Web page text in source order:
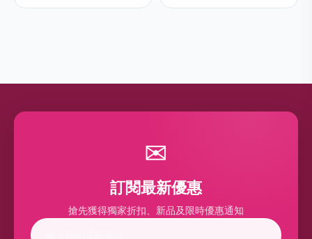
✉
訂閱最新優惠
搶先獲得獨家折扣、新品及限時優惠通知